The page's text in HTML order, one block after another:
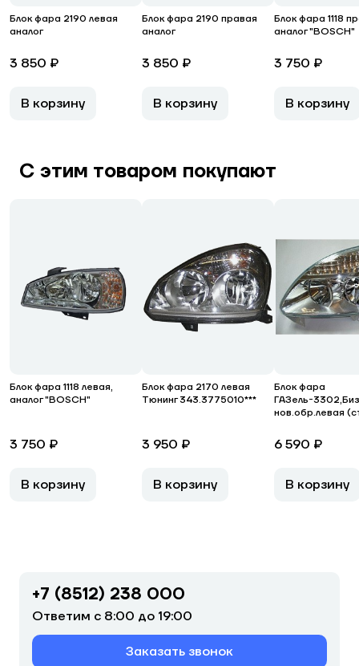
Блок фара 2190 левая
аналог
3 850 ₽
В корзину
Блок фара 2190 правая
аналог
3 850 ₽
В корзину
Блок фара 1118
аналог "BOSCH"
3 750 ₽
В корзину
С этим товаром покупают
Блок фара 1118 левая,
аналог "BOSCH"
3 750 ₽
В корзину
Блок фара 2170 левая
Тюнинг 343.3775010***
3 950 ₽
В корзину
Блок фара
ГАЗель-
нов.обр.левая
6 590 ₽
В корзину
+7 (8512) 238 000
Ответим с 8:00 до 19:00
Заказать звонок